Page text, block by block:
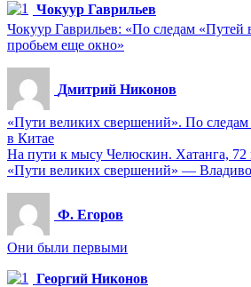
Чокуур Гаврильев
Чокуур Гаврильев: «По следам «Путей
пробьем еще окно»
Дмитрий Никонов
«Пути великих свершений». По следам
в Китае
На пути к мысу Челюскин. Хатанга, 72
«Пути великих свершений» —
Ф. Егоров
Они были первыми
Георгий Никонов